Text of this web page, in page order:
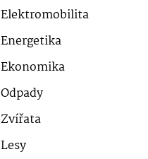
Elektromobilita
Energetika
Ekonomika
Odpady
Zvířata
Lesy